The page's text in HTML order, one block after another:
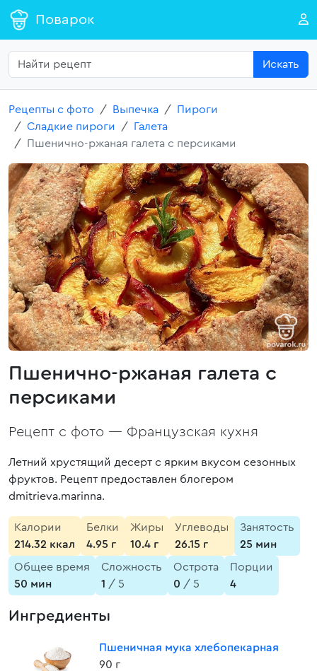
Поварок
Искать
Рецепты с фото Выпечка
Пироги
Сладкие пироги
Галета
Пшенично-ржаная галета с персиками
Пшенично-ржаная галета с
персиками
Рецепт с фото — Французская кухня
Летний хрустящий десерт с ярким вкусом сезонных
фруктов. Рецепт предоставлен блогером
dmitrieva.marinna.
Калории
214.32 ккал
Белки
4.95 г
Жиры
10.4 г
Углеводы
26.15 г
Занятость
25 мин
Общее время
50 мин
Сложность
1 / 5
Острота
0 / 5
Порции
4
Ингредиенты
Пшеничная мука хлебопекарная
90 г